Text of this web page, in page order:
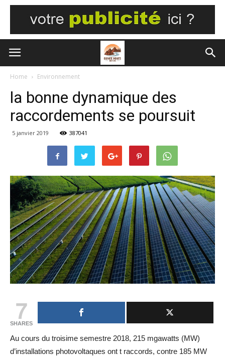
Home Environnement
la bonne dynamique des
raccordements se poursuit
5 janvier 2019 387041
7
SHARES
Au cours du troisime semestre 2018, 215 mgawatts (MW)
d’installations photovoltaques ont t raccords, contre 185 MW